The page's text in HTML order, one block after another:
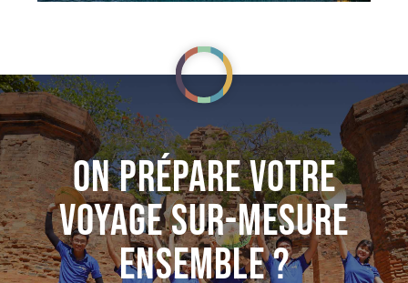
ON PRÉPARE VOTRE
VOYAGE SUR-MESURE
ENSEMBLE ?